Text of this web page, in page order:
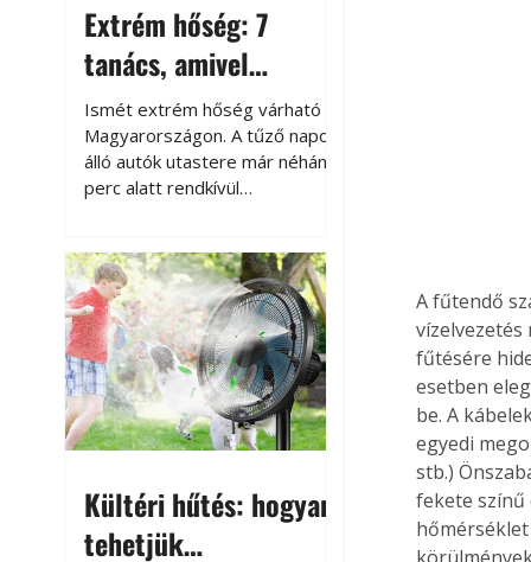
Extrém hőség: 7
tanács, amivel
megóvhatjuk
autónkat a nyári
károktól
Ismét extrém hőség várható
Magyarországon. A tűző napon
álló autók utastere már néhány
perc alatt rendkívül
megközelítheti. Ez nemcsak a
beszállást teszi kellemetlenné,
hanem az autó állapotára és a
benne hagyott tárgyakra is
káros hatással lehet. Néhány
egyszerű óvintézkedéssel
azonban jelentősen
csökkenthetjük a hőség káros
Kültéri hűtés: hogyan
tehetjük
A fűtendő
fűtésére
esetben
be. A
egyedi
stb.)
fekete színű